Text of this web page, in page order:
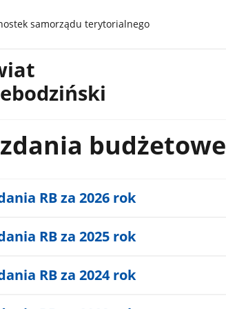
samorządu terytorialnego
budżetowe
RB za 2026 rok
RB za 2025 rok
RB za 2024 rok